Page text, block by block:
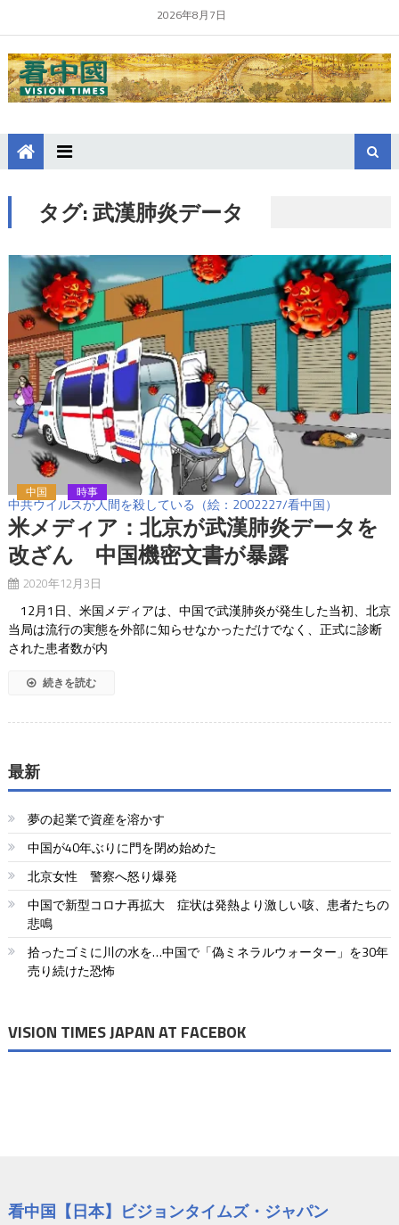
2026年8月7日
タグ:武漢肺炎データ
中共ウイルスが人間を殺している（絵：2002227/看中国）
中国 時事
米メディア：北京が武漢肺炎データを
改ざん 中国機密文書が暴露
2020年12月3日
12月1日、米国メディアは、中国で武漢肺炎が発生した当初、北京
当局は流行の実態を外部に知らせなかっただけでなく、正式に診断
された患者数が内
続きを読む
最新
夢の起業で資産を溶かす
中国が40年ぶりに門を閉め始めた
北京女性 警察へ怒り爆発
中国で新型コロナ再拡大 症状は発熱より激しい咳、患者たちの
悲鳴
拾ったゴミに川の水を…中国で「偽ミネラルウォーター」を30年
売り続けた恐怖
VISION TIMES JAPAN AT FACEBOK
看中国【日本】ビジョンタイムズ・ジャパン